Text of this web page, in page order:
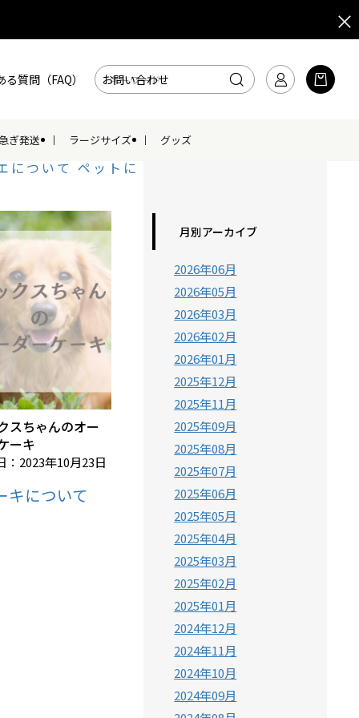
る質問（FAQ） お問い合わせ
ぎ発送 ラージサイズ グッズ
について ペットに
スちゃんのオー
ーキ
：2023年10月23日
キについて
月別アーカイブ
2026年06月
2026年05月
2026年03月
2026年02月
2026年01月
2025年12月
2025年11月
2025年09月
2025年08月
2025年07月
2025年06月
2025年05月
2025年04月
2025年03月
2025年02月
2025年01月
2024年12月
2024年11月
2024年10月
2024年09月